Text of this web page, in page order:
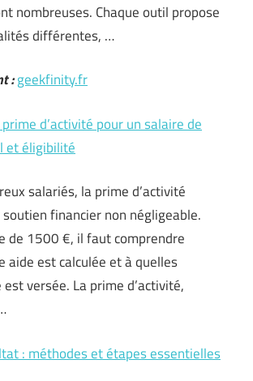
nombreuses. Chaque outil propose
différentes, …
:geekfinity.fr
d’activité pour un salaire de
et éligibilité
salariés, la prime d’activité
financier non négligeable.
de 1500 €, il faut comprendre
aide est calculée et à quelles
versée. La prime d’activité,
: méthodes et étapes essentielles